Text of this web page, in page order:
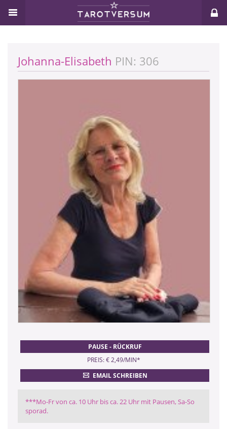
Johanna-Elisabeth PIN: 306
PAUSE - RÜCKRUF
PREIS: € 2,49/MIN*
EMAIL SCHREIBEN
***Mo-Fr von ca. 10 Uhr bis ca. 22 Uhr mit Pausen, Sa-So
sporad.